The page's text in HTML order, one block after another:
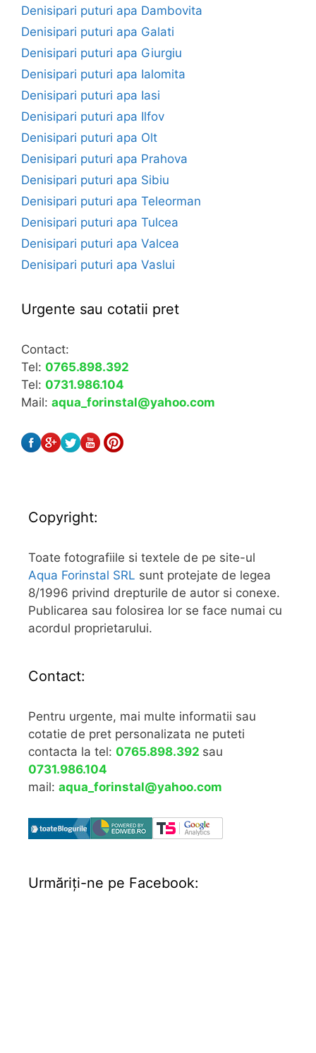
Denisipari puturi apa Dambovita
Denisipari puturi apa Galati
Denisipari puturi apa Giurgiu
Denisipari puturi apa Ialomita
Denisipari puturi apa Iasi
Denisipari puturi apa Ilfov
Denisipari puturi apa Olt
Denisipari puturi apa Prahova
Denisipari puturi apa Sibiu
Denisipari puturi apa Teleorman
Denisipari puturi apa Tulcea
Denisipari puturi apa Valcea
Denisipari puturi apa Vaslui
Urgente sau cotatii pret
Contact:
Tel: 0765.898.392
Tel: 0731.986.104
Mail: aqua_forinstal@yahoo.com
Copyright:
Toate fotografiile si textele de pe site-ul
Aqua Forinstal SRL sunt protejate de legea
8/1996 privind drepturile de autor si conexe.
Publicarea sau folosirea lor se face numai cu
acordul proprietarului.
Contact:
Pentru urgente, mai multe informatii sau
cotatie de pret personalizata ne puteti
contacta la tel: 0765.898.392 sau
0731.986.104
mail: aqua_forinstal@yahoo.com
Urmăriţi-ne pe Facebook: